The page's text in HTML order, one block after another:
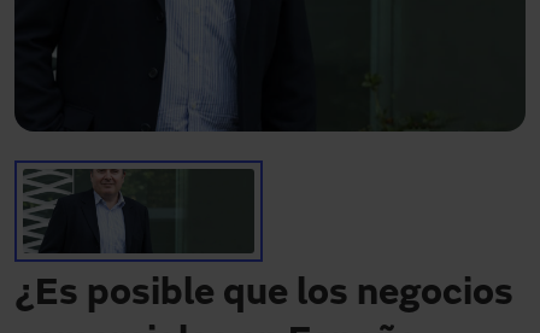
Descargas
¿Es posible que los negocios